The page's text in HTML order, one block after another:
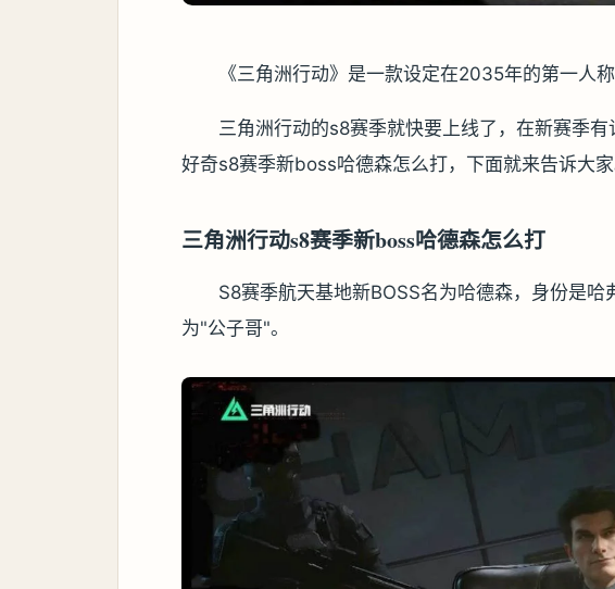
《三角洲行动》是一款设定在2035年的第一人
三角洲行动的s8赛季就快要上线了，在新赛季
好奇s8赛季新boss哈德森怎么打，下面就来告诉大家
三角洲行动s8赛季新boss哈德森怎么打
S8赛季航天基地新BOSS名为哈德森，身份是哈
为"公子哥"。